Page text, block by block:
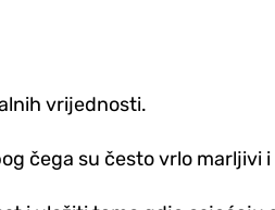
vrijednosti.
čega su često vrlo